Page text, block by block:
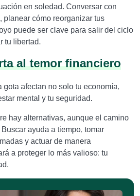
en soledad. Conversar con
planear cómo reorganizar tus
puede ser clave para salir del ciclo
tu libertad.
al temor financiero
gota afectan no solo tu economía,
mental y tu seguridad.
hay alternativas, aunque el camino
ayuda a tiempo, tomar
y actuar de manera
a proteger lo más valioso: tu